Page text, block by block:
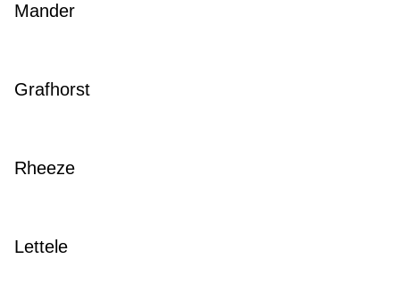
Mander
Grafhorst
Rheeze
Lettele